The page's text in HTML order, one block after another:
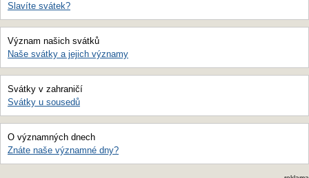
Slavíte svátek?
Význam našich svátků
Naše svátky a jejich významy
Svátky v zahraničí
Svátky u sousedů
O významných dnech
Znáte naše významné dny?